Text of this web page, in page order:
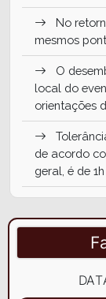
No
mesmos
O
local do
orientações
de acordo
geral, é de
Incluso